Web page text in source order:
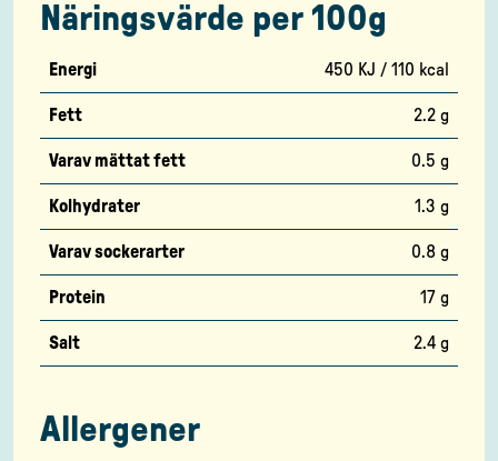
Näringsvärde per 100g
Energi 450 KJ / 110 kcal
Fett 2.2 g
Varav mättat fett 0.5 g
Kolhydrater 1.3 g
Varav sockerarter 0.8 g
Protein 17 g
Salt 2.4 g
Allergener